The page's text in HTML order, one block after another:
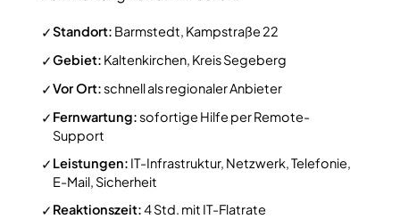
✓Standort: Barmstedt, Kampstraße 22
✓Gebiet: Kaltenkirchen, Kreis Segeberg
✓Vor Ort:schnell als regionaler Anbieter
✓ Fernwartung:sofortige Hilfe per Remote-
Support
✓ Leistungen: IT-Infrastruktur, Netzwerk, Telefonie,
E-Mail, Sicherheit
✓ Reaktionszeit:4 Std. mit IT-Flatrate